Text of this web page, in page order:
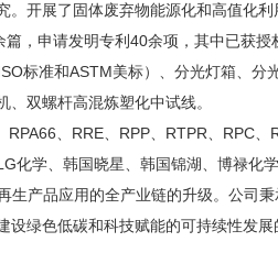
开展了固体废弃物能源化和高值化
，申请发明专利40余项，其中已获授
标准和ASTM美标）、分光灯箱、分
双螺杆高混炼塑化中试线。
RPA66、RRE、RPP、RTPR、RPC
学、韩国晓星、韩国锦湖、博禄化
产品应用的全产业链的升级。公司
绿色低碳和科技赋能的可持续性发